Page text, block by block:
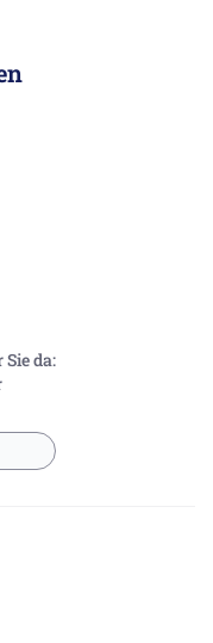
da: